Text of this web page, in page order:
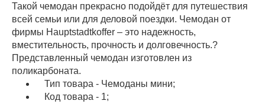
Такой чемодан прекрасно подойдёт для путешествия
всей семьи или для деловой поездки. Чемодан от
фирмы Hauptstadtkoffer – это надежность,
вместительность, прочность и долговечность.?
Представленный чемодан изготовлен из
поликарбоната.
Тип товара - Чемоданы мини;
Код товара - 1;